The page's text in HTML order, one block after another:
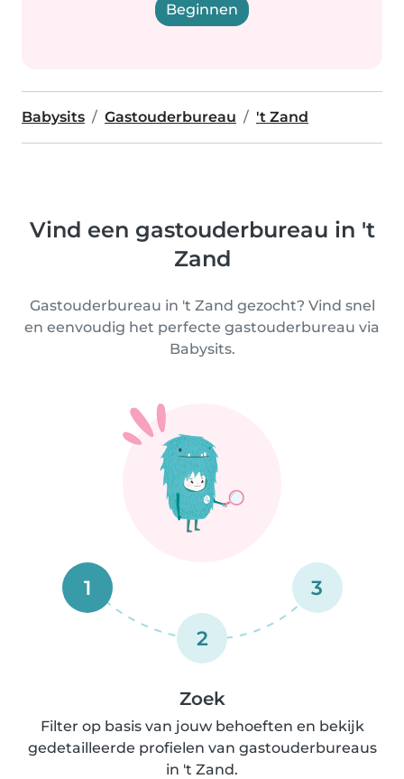
Beginnen
Babysits Gastouderbureau 't Zand
Vind een gastouderbureau in 't
Zand
Gastouderbureau in 't Zand gezocht? Vind snel
en eenvoudig het perfecte gastouderbureau via
Babysits.
1
2
3
Zoek
Filter op basis van jouw behoeften en bekijk
gedetailleerde profielen van gastouderbureaus
in 't Zand.